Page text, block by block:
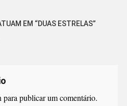
EM “DUAS ESTRELAS”
para publicar um comentário.